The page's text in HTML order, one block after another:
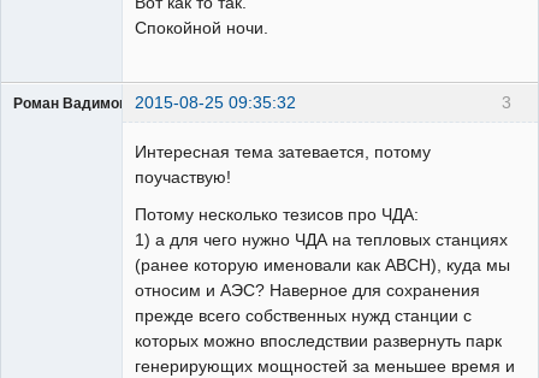
Спокойной ночи.
3
Роман Вадимович2015-08-25 09:35:32
Интересная тема затевается, потому
поучаствую!
Потому несколько тезисов про ЧДА:
1) а для чего нужно ЧДА на тепловых станциях
(ранее которую именовали как АВСН), куда мы
относим и АЭС? Наверное для сохранения
прежде всего собственных нужд станции с
которых можно впоследствии развернуть парк
генерирующих мощностей за меньшее время и